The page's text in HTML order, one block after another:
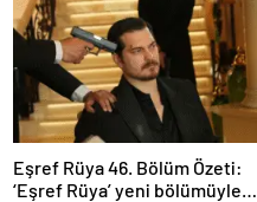
Eşref Rüya 46. Bölüm Özeti:
‘Eşref Rüya’ yeni bölümüyle